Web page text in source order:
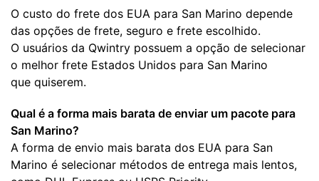
O custo do frete dos EUA para San Marino depende
das opções de frete, seguro e frete escolhido.
O usuários da Qwintry possuem a opção de selecionar
o melhor frete Estados Unidos para San Marino
que quiserem.
Qual é a forma mais barata de enviar um pacote para
San Marino?
A forma de envio mais barata dos EUA para San
Marino é selecionar métodos de entrega mais lentos,